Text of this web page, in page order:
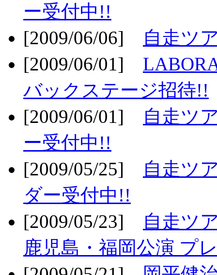
ー受付中!!
[2009/06/06]
自走ツ
[2009/06/01]
バックステージ招待!!
[2009/06/01]
自走ツ
ー受付中!!
[2009/05/25]
自走ツ
ダー受付中!!
[2009/05/23]
自走ツ
鹿児島・福岡公演 プ